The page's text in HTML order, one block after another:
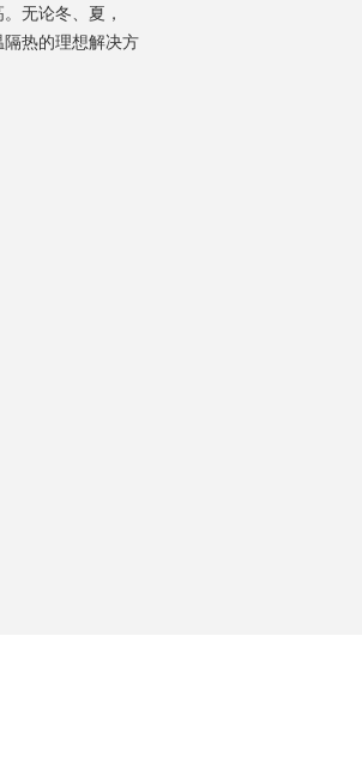
无论冬、夏，
热的理想解决方